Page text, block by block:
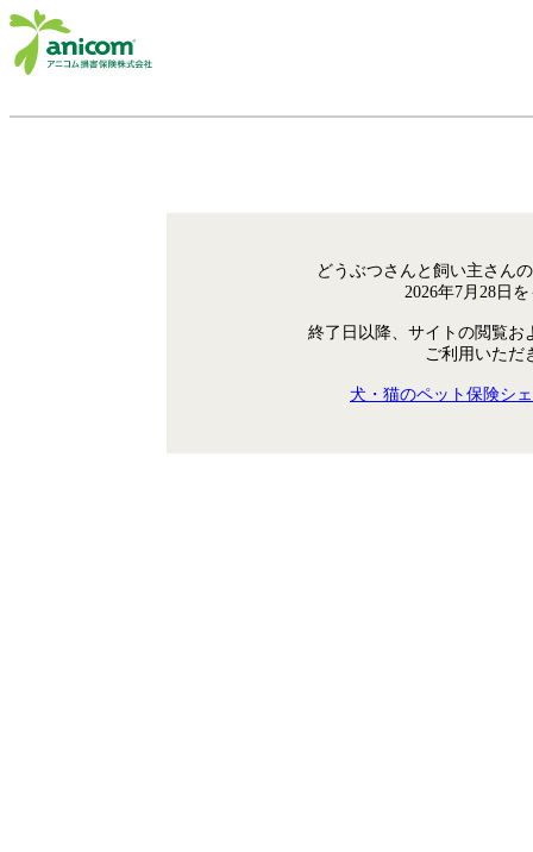
どうぶつさんと飼い主さん
2026年7月28日
終了日以降、サイトの閲覧お
ご利用いただ
犬・猫のペット保険シ